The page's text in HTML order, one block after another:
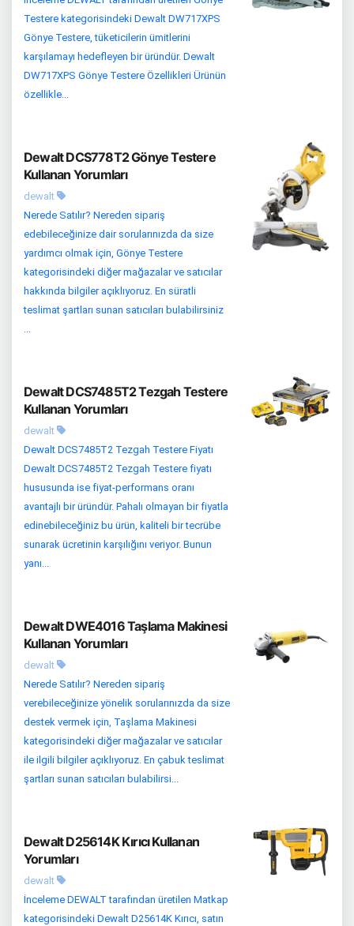
Testere kategorisindeki Dewalt DW717XPS
Gönye Testere, tüketicilerin ümitlerini
karşılamayı hedefleyen bir üründür. Dewalt
DW717XPS Gönye Testere Özellikleri Ürünün
özellikle...
Dewalt DCS778T2 Gönye Testere
Kullanan Yorumları
dewalt
Nerede Satılır? Nereden sipariş
edebileceğinize dair sorularınızda da size
yardımcı olmak için, Gönye Testere
kategorisindeki diğer mağazalar ve satıcılar
hakkında bilgiler açıklıyoruz. En süratli
teslimat şartları sunan satıcıları bulabilirsiniz
...
Dewalt DCS7485T2 Tezgah Testere
Kullanan Yorumları
dewalt
Dewalt DCS7485T2 Tezgah Testere Fiyatı
Dewalt DCS7485T2 Tezgah Testere fiyatı
hususunda ise fiyat-performans oranı
avantajlı bir üründür. Pahalı olmayan bir fiyatla
edinebileceğiniz bu ürün, kaliteli bir tecrübe
sunarak ücretinin karşılığını veriyor. Bunun
yanı...
Dewalt DWE4016 Taşlama Makinesi
Kullanan Yorumları
dewalt
Nerede Satılır? Nereden sipariş
verebileceğinize yönelik sorularınızda da size
destek vermek için, Taşlama Makinesi
kategorisindeki diğer mağazalar ve satıcılar
ile ilgili bilgiler açıklıyoruz. En çabuk teslimat
şartları sunan satıcıları bulabilirsi...
Dewalt D25614K Kırıcı Kullanan
Yorumları
dewalt
İnceleme DEWALT tarafından üretilen Matkap
kategorisindeki Dewalt D25614K Kırıcı, satın